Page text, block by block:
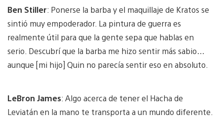
Ben Stiller: Ponerse la barba y el maquillaje de Kratos se
sintió muy empoderador. La pintura de guerra es
realmente útil para que la gente sepa que hablas en
serio. Descubrí que la barba me hizo sentir más sabio…
aunque [mi hijo] Quin no parecía sentir eso en absoluto.
LeBron James: Algo acerca de tener el Hacha de
Leviatán en la mano te transporta a un mundo diferente.